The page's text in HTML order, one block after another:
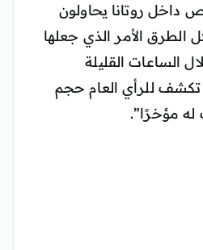
روتانا يحاولون
الطرق الأمر الذي جعلها
الساعات القليلة
للرأي العام حجم
مؤخرًا”.